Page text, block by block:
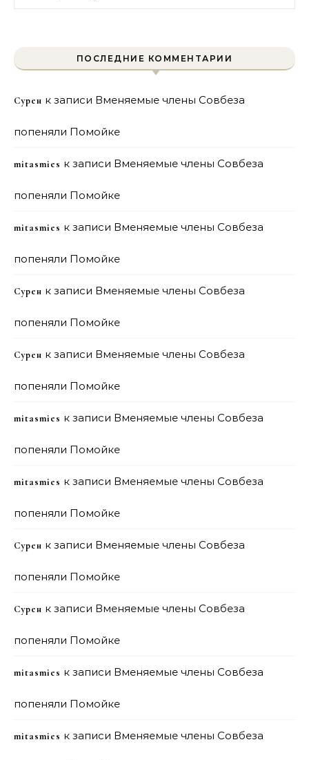
ПОСЛЕДНИЕ КОММЕНТАРИИ
Сурен к записи Вменяемые члены Совбеза
попеняли Помойке
mitasmies к записи Вменяемые члены Совбеза
попеняли Помойке
mitasmies к записи Вменяемые члены Совбеза
попеняли Помойке
Сурен к записи Вменяемые члены Совбеза
попеняли Помойке
Сурен к записи Вменяемые члены Совбеза
попеняли Помойке
mitasmies к записи Вменяемые члены Совбеза
попеняли Помойке
mitasmies к записи Вменяемые члены Совбеза
попеняли Помойке
Сурен к записи Вменяемые члены Совбеза
попеняли Помойке
Сурен к записи Вменяемые члены Совбеза
попеняли Помойке
mitasmies к записи Вменяемые члены Совбеза
попеняли Помойке
mitasmies к записи Вменяемые члены Совбеза